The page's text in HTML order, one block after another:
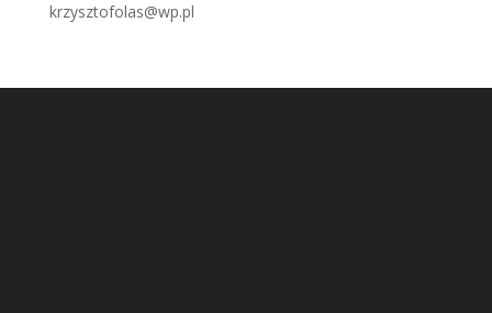
krzysztofolas@wp.pl